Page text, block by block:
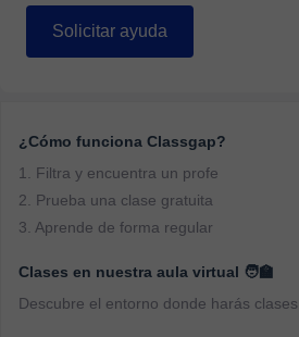
Solicitar ayuda
¿Cómo funciona Classgap?
1. Filtra y encuentra un profe
2. Prueba una clase gratuita
3. Aprende de forma regular
Clases en nuestra aula virtual 🧑‍🏫
Descubre el entorno donde harás clases.